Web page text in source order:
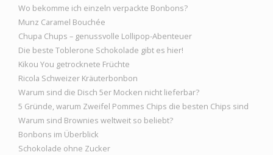
Wo bekomme ich einzeln verpackte Bonbons?
Munz Caramel Bouchée
Chupa Chups – genussvolle Lollipop-Abenteuer
Die beste Toblerone Schokolade gibt es hier!
Kikou You getrocknete Früchte
Ricola Schweizer Kräuterbonbon
Warum sind die Disch 5er Mocken nicht lieferbar?
5 Gründe, warum Zweifel Pommes Chips die besten Chips sind
Warum sind Brownies weltweit so beliebt?
Bonbons im Überblick
Schokolade ohne Zucker